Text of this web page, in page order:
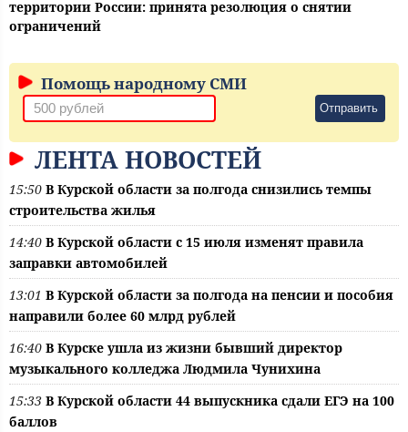
территории России: принята резолюция о снятии
ограничений
Помощь народному СМИ
Отправить
ЛЕНТА НОВОСТЕЙ
15:50 В Курской области за полгода снизились темпы
строительства жилья
14:40 В Курской области с 15 июля изменят правила
заправки автомобилей
13:01 В Курской области за полгода на пенсии и пособия
направили более 60 млрд рублей
16:40 В Курске ушла из жизни бывший директор
музыкального колледжа Людмила Чунихина
15:33 В Курской области 44 выпускника сдали ЕГЭ на 100
баллов